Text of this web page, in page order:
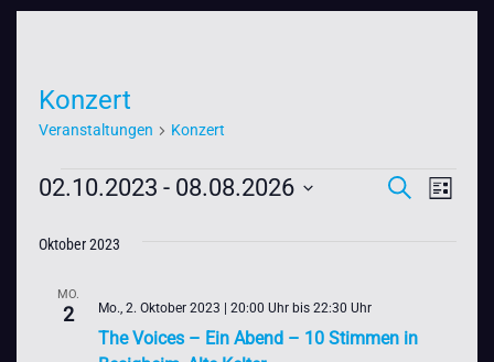
Konzert
Veranstaltungen Konzert
Veranstaltungen Suche
Liste
02.10.2023 - 08.08.2026
wählen.
Oktober 2023
MO.
2
The Voices – Ein Abend – 10 Stimmen in
Mo., 2. Oktober 2023 | 20:00 Uhrbis 22:30 Uhr